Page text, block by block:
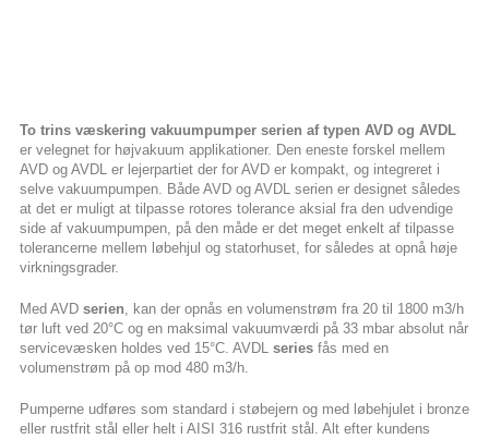
To trins væskering vakuumpumper serien af typen AVD og AVDL
er velegnet for højvakuum applikationer. Den eneste forskel mellem
AVD og AVDL er lejerpartiet der for AVD er kompakt, og integreret i
selve vakuumpumpen. Både AVD og AVDL serien er designet således
at det er muligt at tilpasse rotores tolerance aksial fra den udvendige
side af vakuumpumpen, på den måde er det meget enkelt af tilpasse
tolerancerne mellem løbehjul og statorhuset, for således at opnå høje
virkningsgrader.
Med AVD serien, kan der opnås en volumenstrøm fra 20 til 1800 m3/h
tør luft ved 20°C og en maksimal vakuumværdi på 33 mbar absolut når
servicevæsken holdes ved 15°C. AVDLseriesfås med en
volumenstrøm på op mod 480 m3/h.
Pumperne udføres som standard i støbejern og med løbehjulet i bronze
eller rustfrit stål eller helt i AISI 316 rustfrit stål. Alt efter kundens